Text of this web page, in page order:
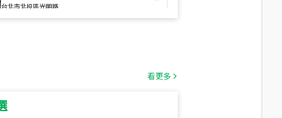
115
看更多